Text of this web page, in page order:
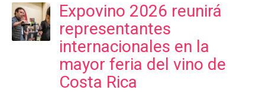
Expovino 2026 reunirá
representantes
internacionales en la
mayor feria del vino de
Costa Rica